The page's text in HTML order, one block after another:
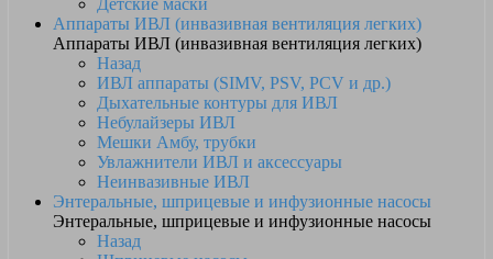
Детские маски
Аппараты ИВЛ (инвазивная вентиляция легких)
Аппараты ИВЛ (инвазивная вентиляция легких)
Назад
ИВЛ аппараты (SIMV, PSV, PCV и др.)
Дыхательные контуры для ИВЛ
Небулайзеры ИВЛ
Мешки Амбу, трубки
Увлажнители ИВЛ и аксессуары
Неинвазивные ИВЛ
Энтеральные, шприцевые и инфузионные насосы
Энтеральные, шприцевые и инфузионные насосы
Назад